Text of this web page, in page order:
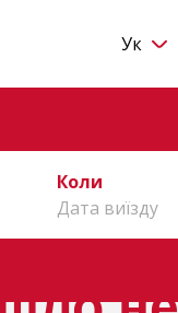
Ук
Коли
Дата виїзду